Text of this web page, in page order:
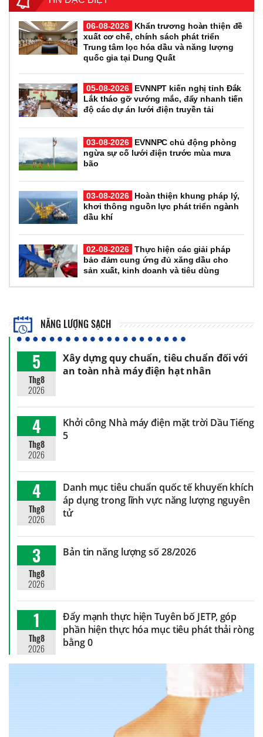
06-08-2026
Khẩn trương hoàn thiện đề
xuất cơ chế, chính sách phát triển
Trung tâm lọc hóa dầu và năng lượng
quốc gia tại Dung Quất
05-08-2026
EVNNPT kiến nghị tỉnh Đắk
Lắk tháo gỡ vướng mắc, đẩy nhanh tiến
độ các dự án lưới điện truyền tải
03-08-2026
EVNNPC chủ động phòng
ngừa sự cố lưới điện trước mùa mưa
bão
03-08-2026
Hoàn thiện khung pháp lý,
khơi thông nguồn lực phát triển ngành
dầu khí
02-08-2026 Thực hiện các giải pháp
bảo đảm cung ứng đủ xăng dầu cho
sản xuất, kinh doanh và tiêu dùng
NĂNG LƯỢNG SẠCH
5
Thg8
2026
Xây dựng quy chuẩn, tiêu chuẩn đối với
an toàn nhà máy điện hạt nhân
4
Thg8
2026
Khởi công Nhà máy điện mặt trời Dầu Tiếng
5
4
Thg8
2026
Danh mục tiêu chuẩn quốc tế khuyến khích
áp dụng trong lĩnh vực năng lượng nguyên
tử
3
Thg8
2026
Bản tin năng lượng số 28/2026
1
Thg8
2026
Đẩy mạnh thực hiện Tuyên bố JETP, góp
phần hiện thực hóa mục tiêu phát thải ròng
bằng 0